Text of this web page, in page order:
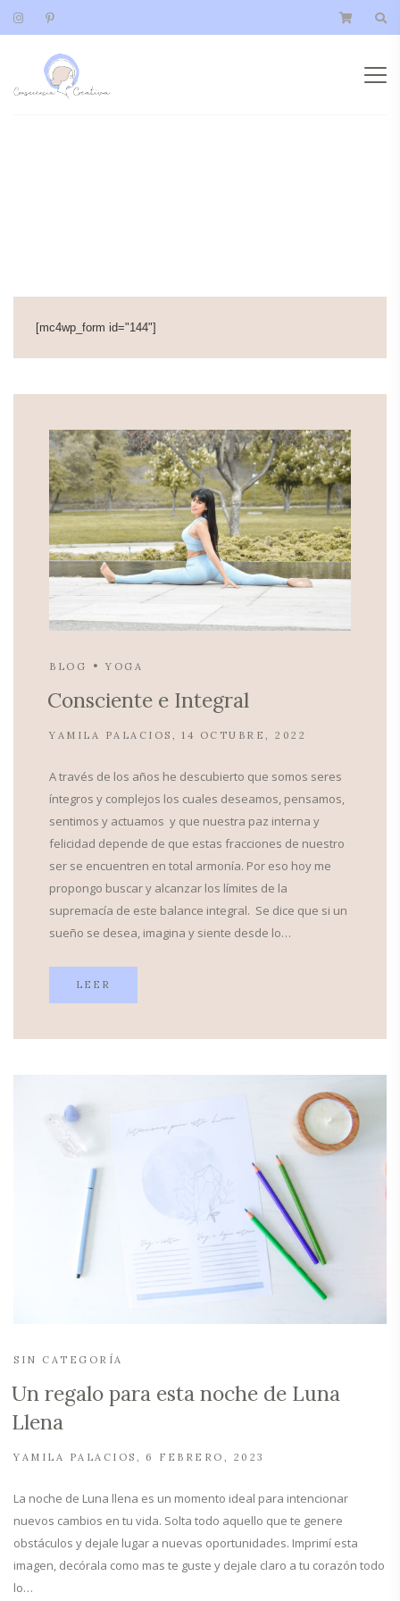
[mc4wp_form id="144"]
BLOG YOGA
Consciente e Integral
YAMILA PALACIOS 14 OCTUBRE, 2022
A través de los años he descubierto que somos seres
íntegros y complejos los cuales deseamos, pensamos,
sentimos y actuamos y que nuestra paz interna y
felicidad depende de que estas fracciones de nuestro
ser se encuentren en total armonía. Por eso hoy me
propongo buscar y alcanzar los límites de la
supremacía de este balance integral. Se dice que si un
sueño se desea, imagina y siente desde lo…
LEER
SIN CATEGORÍA
Un regalo para esta noche de Luna
Llena
YAMILA PALACIOS 6 FEBRERO, 2023
La noche de Luna llena es un momento ideal para intencionar
nuevos cambios en tu vida. Solta todo aquello que te genere
obstáculos y dejale lugar a nuevas oportunidades. Imprimí esta
imagen, decórala como mas te guste y dejale claro a tu corazón todo
lo…